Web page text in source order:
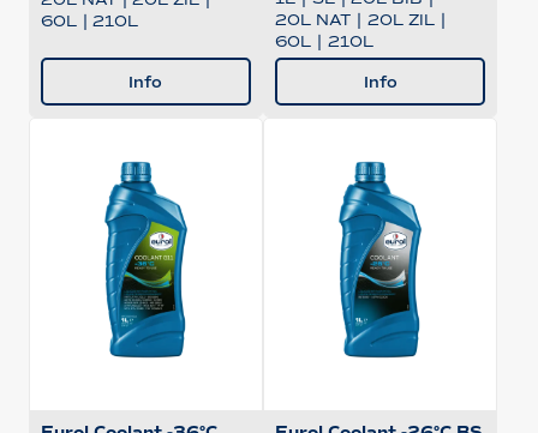
60L | 210L
Info
20L NAT | 20L ZIL |
60L | 210L
Info